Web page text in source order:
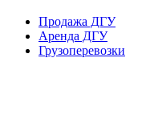
Продажа ДГУ
Аренда ДГУ
Грузоперевозки